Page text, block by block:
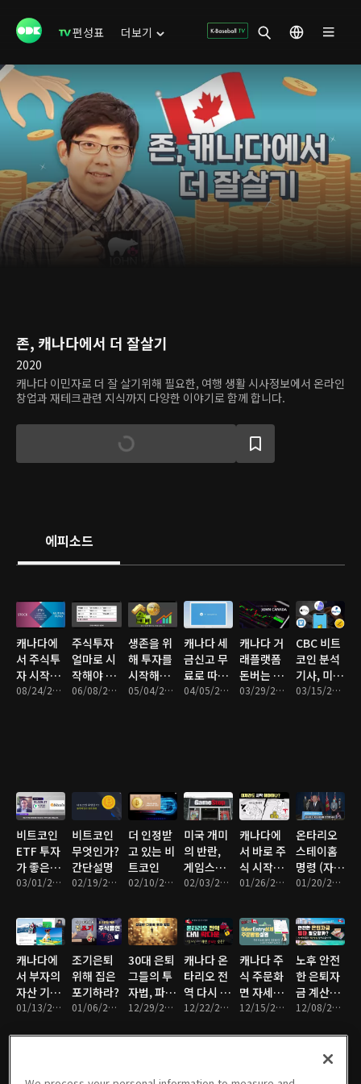
편성표 더보기
존, 캐나다에서 더 잘살기
2020
캐나다 이민자로 더 잘 살기위해 필요한, 여행 생활 시사정보에서 온라인
창업과 재테크관련 지식까지 다양한 이야기로 함께 합니다.
에피소드
캐나다에
서 주식투
자 시작하
기 (총정08/24/2021 • 11분
주식투자
얼마로 시
작해야 할
까?
06/08/2021 • 9분
생존을 위
해 투자를
시작해야
하는 이유
05/04/2021 • 11분
캐나다 세
금신고 무
료로 따라
해보기 04/05/2021 • 15분
캐나다 거
래플랫폼
돈버는 활
용법
03/29/2021 • 10분
CBC 비트
코인 분석
기사, 미래
전망
03/15/2021 • 11분
비트코인
ETF 투자
가 좋은이
유
03/01/2021 • 9분
비트코인
무엇인가?
간단설명
02/19/2021 • 9분
더 인정받
고 있는 비
트코인
02/10/2021 • 13분
미국 개미
의 반란,
게임스탁
논란
02/03/2021 • 10분
캐나다에
서 바로 주
식 시작하
는 방법 01/26/2021 • 10분
온타리오
스테이홈
명령 (자
막)
01/20/2021 • 9분
캐나다에
서 부자의
자산 기준
은?
01/13/2021 • 9분
조기은퇴
위해 집은
포기하라?
01/06/2021 • 8분
30대 은퇴
그들의 투
자법, 파이
어족
12/29/2020 • 9분
캐나다 온
타리오 전
역 다시 락
다운
12/22/2020 • 10분
캐나다 주
식 주문화
면 자세히
알아보기12/15/2020 • 10분
노후 안전
한 은퇴자
금 계산방
법 4%룰12/08/2020 • 14분